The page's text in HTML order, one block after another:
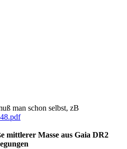
man schon selbst, zB
mittlerer Masse aus Gaia DR2